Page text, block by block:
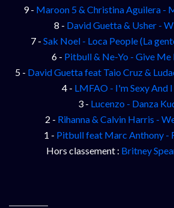
9 - Maroon 5 & Christina Aguilera -
8 - David Guetta & Usher -
7 - Sak Noel - Loca People (La
6 - Pitbull & Ne-Yo - Give Me
5 - David Guetta feat Taio Cruz &
4 - LMFAO - I'm Sexy And
3 - Lucenzo - Danza
2 - Rihanna & Calvin Harris -
1 - Pitbull feat Marc Anthony -
Hors classement : Britney